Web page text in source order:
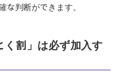
な判断ができます。
く割」は必ず加入す